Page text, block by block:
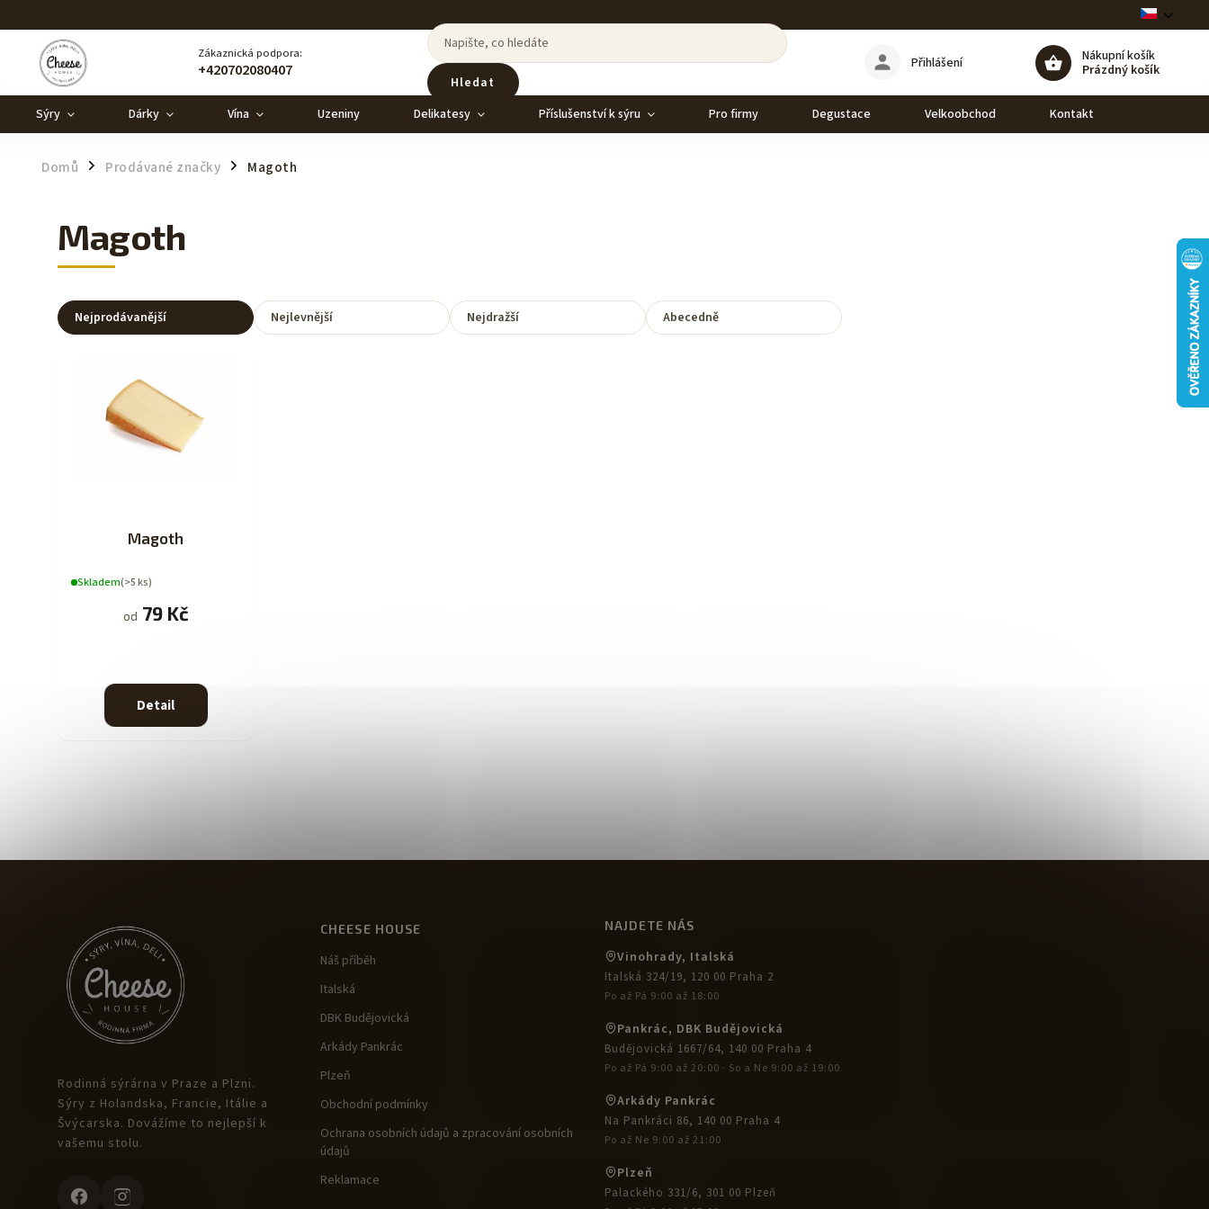
Zákaznická podpora:
+420702080407
Hledat
Nákupní košík
Prázdný košík
Přihlášení
Sýry Dárky Vína Uzeniny Delikatesy Příslušenství k sýru Pro firmy Degustace Velkoobchod Kontakt
Domů / Prodávané značky / Magoth
Magoth
Nejprodávanější Nejlevnější Nejdražší Abecedně
Magoth
Skladem(>5 ks)
od 79 Kč
Detail
Rodinná sýrárna v Praze a Plzni.
Sýry z Holandska, Francie, Itálie a
Švýcarska. Dovážíme to nejlepší k
vašemu stolu.
CHEESE HOUSE
Náš příběh
Italská
DBK Budějovická
Arkády Pankrác
Plzeň
Obchodní podmínky
Ochrana osobních údajů a zpracování osobních
údajů
Reklamace
NAJDETE NÁS
Vinohrady, Italská
Italská 324/19, 120 00 Praha 2
Po až Pá 9:00 až 18:00
Pankrác, DBK Budějovická
Budějovická 1667/64, 140 00 Praha 4
Po až Pá 9:00 až 20:00 · So a Ne 9:00 až 19:00
Arkády Pankrác
Na Pankráci 86, 140 00 Praha 4
Po až Ne 9:00 až 21:00
Plzeň
Palackého 331/6, 301 00 Plzeň